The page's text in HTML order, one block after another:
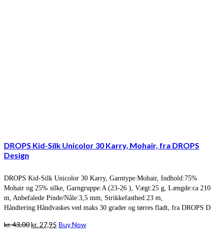
DROPS Kid-Silk Unicolor 30 Karry, Mohair, fra DROPS
Design
DROPS Kid-Silk Unicolor 30 Karry, Garntype:Mohair, Indhold:75%
Mohair og 25% silke, Garngruppe:A (23-26 ), Vægt:25 g, Længde:ca 210
m, Anbefalede Pinde/Nåle:3,5 mm, Strikkefasthed:23 m,
Håndtering:Håndvaskes ved maks 30 grader og tørres fladt, fra DROPS D
kr.43,00Den
kr. 27,95 Den
Buy Now